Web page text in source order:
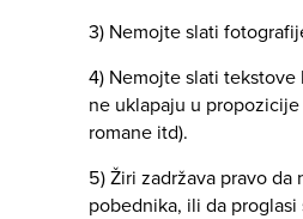
3) Nemojte slati
4) Nemojte slati
ne uklapaju u
romane itd).
5) Žiri zadržava pravo da
pobednika, ili da proglasi